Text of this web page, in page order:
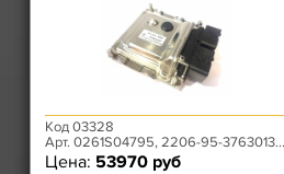
Код 03328
Арт. 0261S04795, 2206-95-3763013-00
Цена: 53970 руб